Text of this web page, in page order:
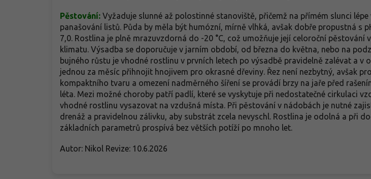
Pěstování: Vyžaduje slunné až polostinné stanoviště, přičemž na přímém slunci lépe
panašování listů. Půda by měla být humózní, mírně vlhká, avšak dobře propustná s
7,0. Rostlina je plně mrazuvzdorná do -20 °C, což umožňuje její celoroční pěstování
klimatu. Výsadba se doporučuje v jarním období, od března do května, nebo na
bujného růstu je vhodné rostlinu v prvních letech po výsadbě pravidelně zalévat a v
jednou za měsíc přihnojit hnojivem pro okrasné dřeviny. Řez není nezbytný, avšak
kompaktního tvaru a omezení nadměrného šíření se provádí brzy na jaře před
léta. Mezi možné choroby patří padlí, které se vyskytuje při nedostatečné cirkulaci
vhodné rostlinu vysazovat na vzdušná místa. Při pěstování v nádobách je nutné
drenáž a pravidelnou zálivku, aby substrát zcela nevyschl. Rostlina je odolná a při
základních parametrů prospívá bez větších potíží po mnoho let.
Autor: Nikol Revize: 10.6.2026